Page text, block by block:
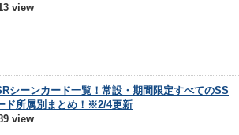
view
シーンカード一覧！常設・期間限定すべてのSS
ド所属別まとめ！※2/4更新
view